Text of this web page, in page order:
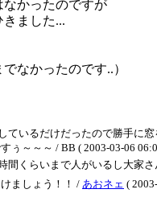
かったのですが
ました...
なかったのです..）
ているだけだったので勝手
ぅ～～～ / BB ( 2003-03-06
くらいまで人がいるし大家
ましょう！！ / あおネェ (